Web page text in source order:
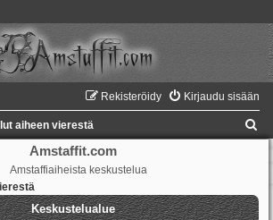
Kirjaudu sisään
Rekisteröidy
aiheen vierestä
Amstaffit.com
Amstaffiaiheista keskustelua
Keskustelualue